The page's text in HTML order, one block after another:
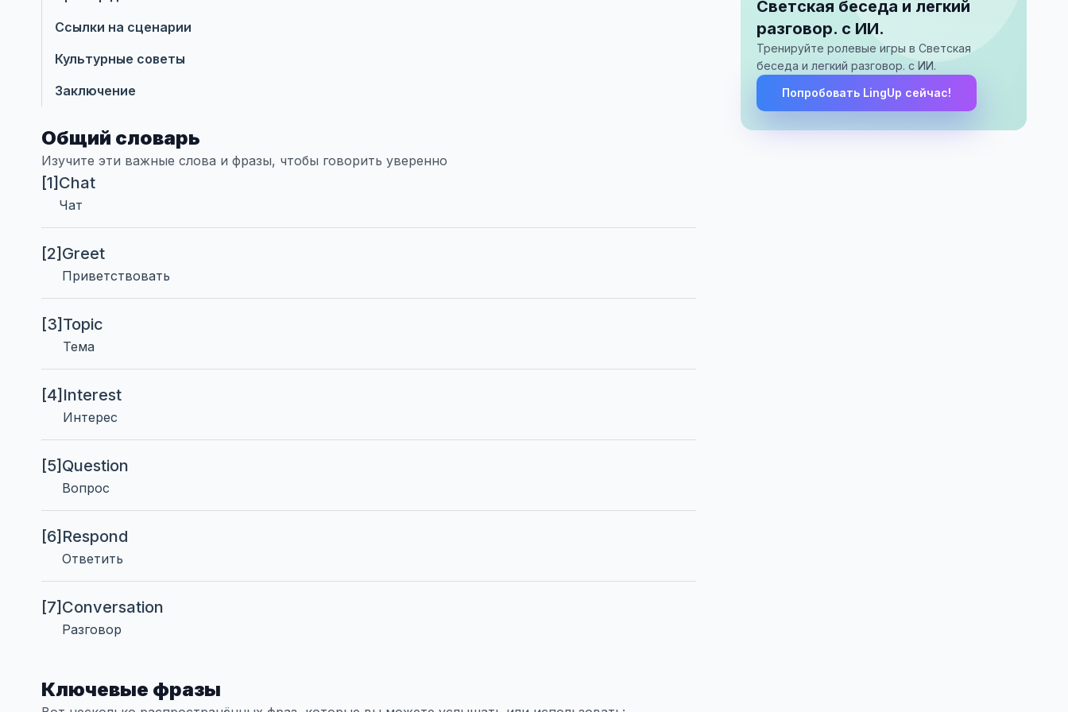
Светская беседа и легкий
разговор. с ИИ.
Тренируйте ролевые игры в Светская
беседа и легкий разговор. с ИИ.
Попробовать LingUp сейчас!
Ссылки на сценарии
Культурные советы
Заключение
Общий словарь
Изучите эти важные слова и фразы, чтобы говорить уверенно
[1] Chat
Чат
[2] Greet
Приветствовать
[3] Topic
Тема
[4] Interest
Интерес
[5] Question
Вопрос
[6] Respond
Ответить
[7] Conversation
Разговор
Ключевые фразы